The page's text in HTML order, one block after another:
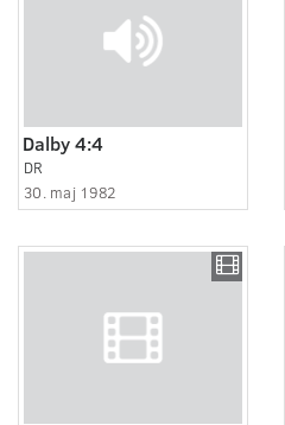
Dalby 4:4
DR
30. maj 1982